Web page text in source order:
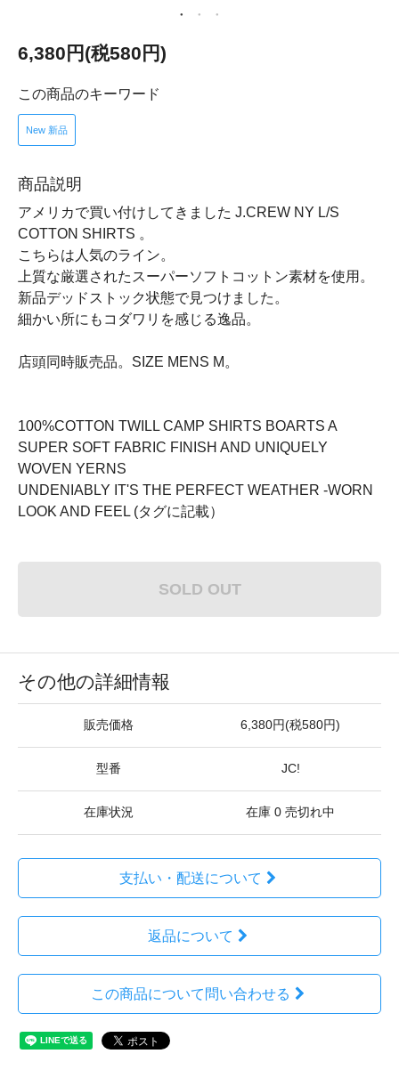
6,380円(税580円)
この商品のキーワード
New 新品
商品説明
アメリカで買い付けしてきました J.CREW NY L/S
COTTON SHIRTS 。
こちらは人気のライン。
上質な厳選されたスーパーソフトコットン素材を使用。
新品デッドストック状態で見つけました。
細かい所にもコダワリを感じる逸品。
店頭同時販売品。SIZE MENS M。
100%COTTON TWILL CAMP SHIRTS BOARTS A
SUPER SOFT FABRIC FINISH AND UNIQUELY
WOVEN YERNS
UNDENIABLY IT'S THE PERFECT WEATHER -WORN
LOOK AND FEEL (タグに記載）
SOLD OUT
その他の詳細情報
販売価格 6,380円(税580円)
型番 JC!
在庫状況 在庫 0 売切れ中
支払い・配送について
返品について
この商品について問い合わせる